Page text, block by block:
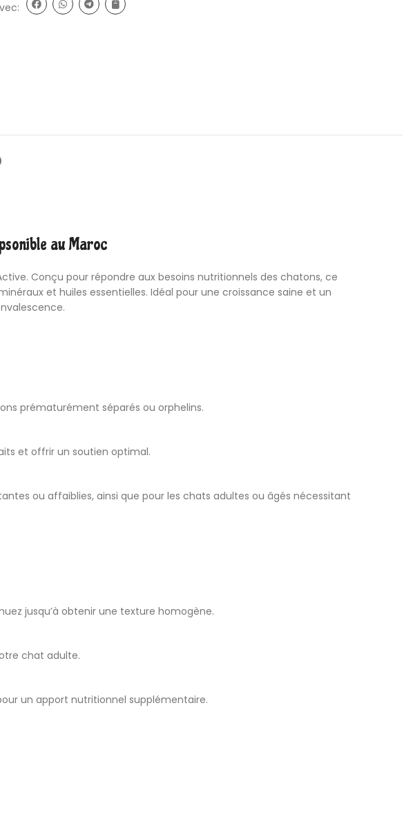
au Maroc
Conçu pour répondre aux besoins nutritionnels des chatons, ce
et huiles essentielles. Idéal pour une croissance saine et un
prématurément séparés ou orphelins.
et offrir un soutien optimal.
ou affaiblies, ainsi que pour les chats adultes ou âgés nécessitant
jusqu’à obtenir une texture homogène.
chat adulte.
un apport nutritionnel supplémentaire.